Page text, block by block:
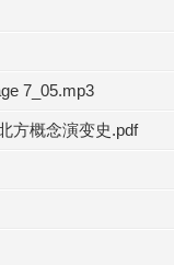
7_05.mp3
方概念演变史.pdf